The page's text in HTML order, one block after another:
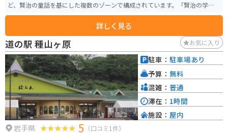
ど、賢治の童話を基にした複数のゾーンで構成されています。「賢治の学校」
では、宇宙や天空、大地をテーマにした展示があり、訪れる人々が賢治の幻
想的な世界を楽しみながら学ぶことができます。ま た、「賢治の教室」には
ログハウスが並び、植物や動物、星に関する展示がされています。季節ごと
に開催されるライトアップイベントも人気で、夜の童話村は幻想的な雰囲気
に包まれます。自然豊かな環境で、散策やピクニックも楽しめます。また、園
内にはおみやげ屋さんもあり、賢治に関連するグッズや地元の特産品を購入
することができます。宮沢賢治の作品やその世界観を深く楽しめるこの童話
村は、文学ファンにとって必見のスポットです。
詳しく見る
道の駅 種山ヶ原 お気に入り
岩手県 5 （口コミ1件）
駐車： 駐車場あり
予算： 無料
混雑： 普通
滞在： 1時間
施設： 屋内